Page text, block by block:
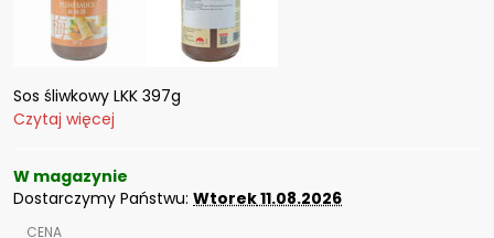
Sos śliwkowy LKK 397g
Czytaj więcej
W magazynie
Dostarczymy Państwu: Wtorek11.08.2026